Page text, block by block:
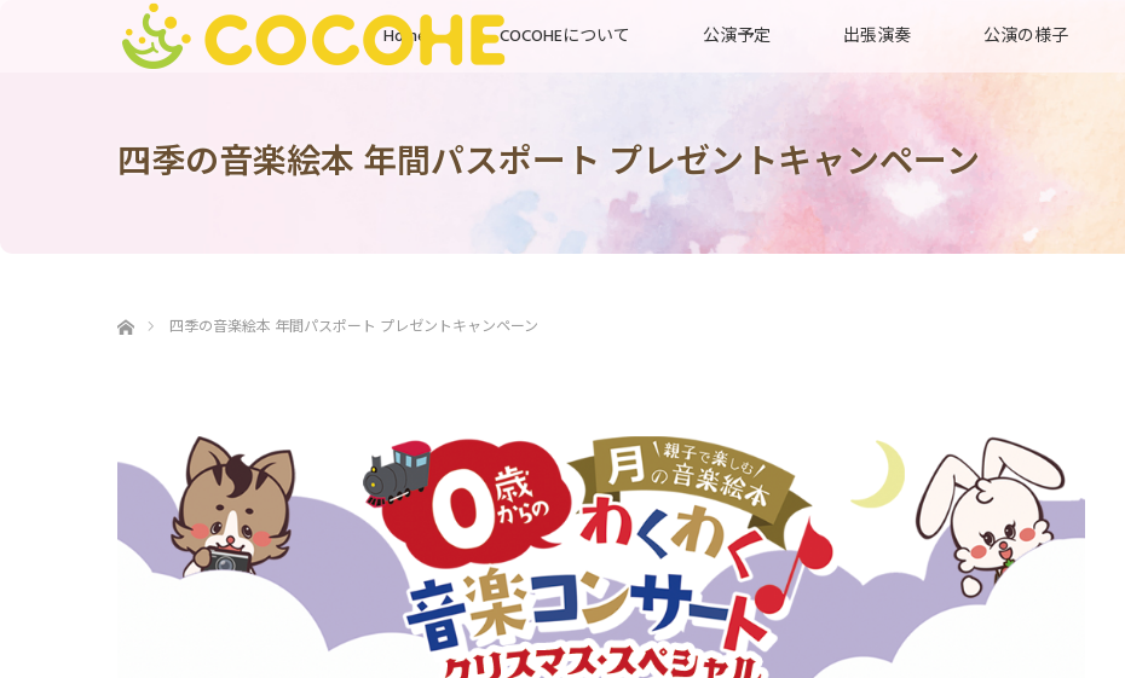
Home COCOHEについて 公演予定 出張演奏 公演の様子
四季の音楽絵本 年間パスポート プレゼントキャンペーン
四季の音楽絵本 年間パスポート プレゼントキャンペーン